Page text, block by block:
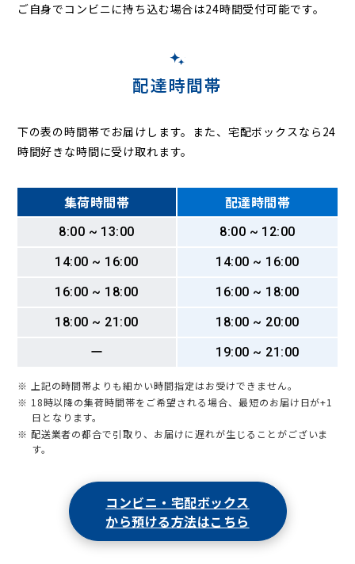
ご自身でコンビニに持ち込む場合は24時間受付可能です。
配達時間帯
下の表の時間帯でお届けします。また、宅配ボックスなら24
時間好きな時間に受け取れます。
集荷時間帯 配達時間帯
8:00 ~ 13:00
8:00 ~ 12:00
14:00 ~ 16:00
14:00 ~ 16:00
16:00 ~ 18:00
16:00 ~ 18:00
18:00 ~ 21:00
18:00 ~ 20:00
ー
19:00 ~ 21:00
※ 上記の時間帯よりも細かい時間指定はお受けできません。
※ 18時以降の集荷時間帯をご希望される場合、最短のお届け日が+1
日となります。
※ 配送業者の都合で引取り、お届けに遅れが生じることがございま
す。
コンビニ・宅配ボックス
から預ける方法はこちら